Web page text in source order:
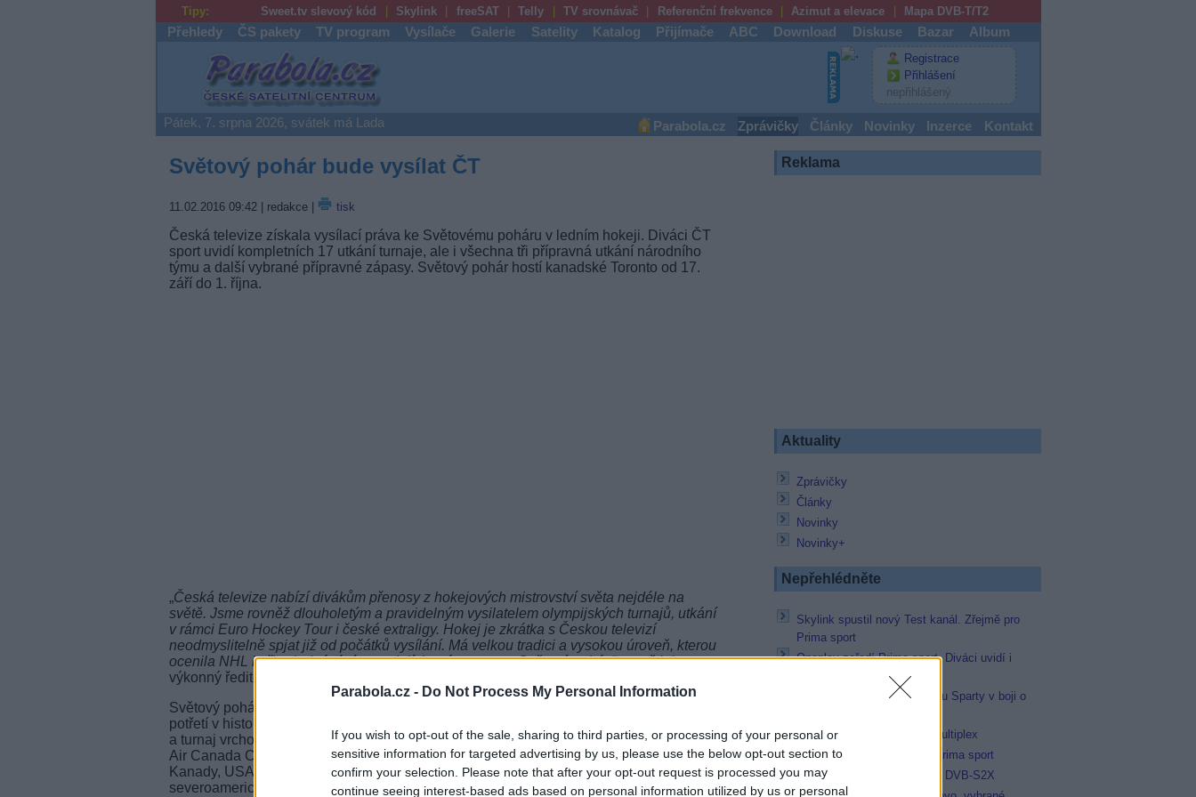
Parabola.cz - Do Not Process My Personal Information
If you wish to opt-out of the sale, sharing to third parties, or processing of your personal or
sensitive information for targeted advertising by us, please use the below opt-out section to
confirm your selection. Please note that after your opt-out request is processed you may
continue seeing interest-based ads based on personal information utilized by us or personal
Tipy: Sweet.tv slevový kód Skylink freeSAT Telly TV srovnávač Referenční frekvence Azimut a elevace Mapa DVB-T/T2
Přehledy ČS pakety TV program Vysílače Galerie Satelity Katalog Přijímače ABC Download Diskuse Bazar Album
Parabola.cz
Registrace
Přihlášení
nepřihlášený
Pátek, 7. srpna 2026, svátek má Lada Parabola.cz Zprávičky Články Novinky Inzerce Kontakt
Světový pohár bude vysílat ČT
11.02.2016 09:42| redakce | tisk
Česká televize získala vysílací práva ke Světovému poháru v ledním hokeji. Diváci ČT
sport uvidí kompletních 17 utkání turnaje, ale i všechna tři přípravná utkání národního
týmu a další vybrané přípravné zápasy. Světový pohár hostí kanadské Toronto od 17.
září do 1. října.
„Česká televize nabízí divákům přenosy z hokejových mistrovství světa nejdéle na
světě. Jsme rovněž dlouholetým a pravidelným vysilatelem olympijských turnajů, utkání
v rámci Euro Hockey Tour i české extraligy. Hokej je zkrátka s Českou televizí
neodmyslitelně spjat již od počátků vysílání. Má velkou tradici a vysokou úroveň, kterou
ocenila NHL i při vyjednávání o prodejích práv na tento Světový pohár,“ vysvětluje
výkonný ředitel ČT sport Jiří Ponikelský.
Světový pohár se vrací po 12 letech a jako nástupce Kanadského poháru se uskuteční
potřetí v historii. Zatímco v letech 1996 i 2004 se hrálo v různých účastnických zemích
a turnaj vrcholil v Severní Americe, tentokrát se celý odehraje na jednom místě, v hale
Air Canada Centre. Český národní tým bude na turnaji startovat spolu s reprezentací
Kanady, USA, Ruska, Švédska, Finska, Výběrem Evropy a Výběrem mladých
severoamerických hráčů do 23 let.
Reklama
Aktuality
Zprávičky
Články
Novinky
Novinky+
Nepřehlédněte
Skylink spustil nový Test kanál. Zřejmě pro
Prima sport
Oneplay zařadí Prima sport. Diváci uvidí i
zápas Sparty proti Lyonu
Prima sport odvysílá i odvetu Sparty v boji o
Operátor Du převzal další multiplex
Antik TV potvrdil zařazení Prima sport
Televisa Networks přešla na DVB-S2X